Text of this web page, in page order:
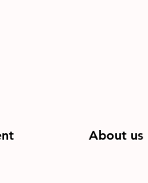
About us